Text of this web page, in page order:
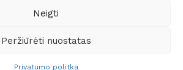
Neigti
Peržiūrėti nuostatas
Privatumo politka